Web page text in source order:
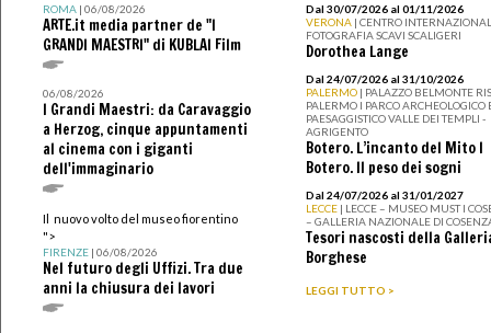
ROMA| 06/08/2026
ARTE.it media partner de "I
GRANDI MAESTRI" di KUBLAI Film
06/08/2026
I Grandi Maestri: da Caravaggio
a Herzog, cinque appuntamenti
al cinema con i giganti
dell'immaginario
Il nuovo volto del museo fiorentino
">
FIRENZE| 06/08/2026
Nel futuro degli Uffizi. Tra due
anni la chiusura dei lavori
Dal 30/07/2026 al 01/11/2026
VERONA | CENTRO
FOTOGRAFIA SCAVI SCALIGERI
Dorothea Lange
Dal 24/07/2026 al 31/10/2026
PALERMO | PALAZZO BELMONTE
PALERMO I PARCO ARCHEOLOGICO
PAESAGGISTICO VALLE DEI TEMPLI -
AGRIGENTO
Botero. L’incanto del Mito I
Botero. Il peso dei sogni
Dal 24/07/2026 al 31/01/2027
LECCE | LECCE – MUSEO MUST I
– GALLERIA NAZIONALE DI
Tesori nascosti della
Borghese
LEGGI TUTTO >